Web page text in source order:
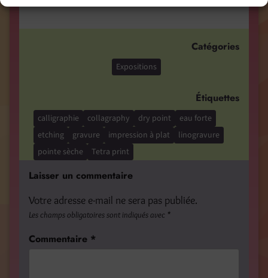
Catégories
Expositions
Étiquettes
calligraphie collagraphy dry point
eau forte
etching
gravure impression à plat
linogravure
pointe sèche
Tetra print
Laisser un commentaire
Votre adresse e-mail ne sera pas publiée.
Les champs obligatoires sont indiqués avec *
Commentaire *